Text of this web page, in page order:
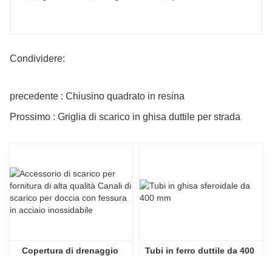
Condividere:
precedente : Chiusino quadrato in resina
Prossimo : Griglia di scarico in ghisa duttile per strada
Copertura di drenaggio
Tubi in ferro duttile da 400